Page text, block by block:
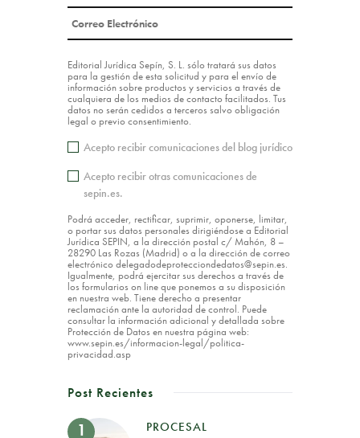
Editorial Jurídica Sepín, S. L. sólo tratará sus datos
para la gestión de esta solicitud y para el envío de
información sobre productos y servicios a través de
cualquiera de los medios de contacto facilitados. Tus
datos no serán cedidos a terceros salvo obligación
legal o previo consentimiento.
Acepto recibir comunicaciones del blog jurídico
Acepto recibir otras comunicaciones de
sepin.es.
Podrá acceder, rectificar, suprimir, oponerse, limitar,
o portar sus datos personales dirigiéndose a Editorial
Jurídica SEPIN, a la dirección postal c/ Mahón, 8 –
28290 Las Rozas (Madrid) o a la dirección de correo
electrónico delegadodeprotecciondedatos@sepin.es.
Igualmente, podrá ejercitar sus derechos a través de
los formularios on line que ponemos a su disposición
en nuestra web. Tiene derecho a presentar
reclamación ante la autoridad de control. Puede
consultar la información adicional y detallada sobre
Protección de Datos en nuestra página web:
www.sepin.es/informacion-legal/politica-
privacidad.asp
Post Recientes
PROCESAL